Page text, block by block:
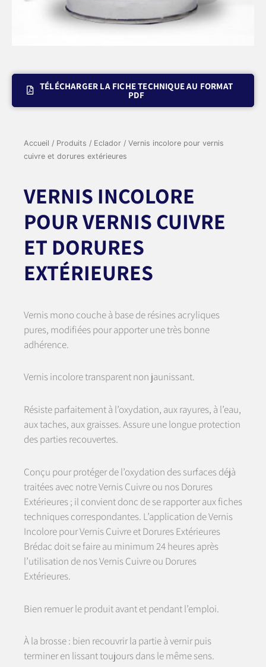
TÉLÉCHARGER LA FICHE TECHNIQUE AU FORMAT
PDF
Accueil / Produits / Eclador / Vernis incolore pour vernis
cuivre et dorures extérieures
VERNIS INCOLORE
POUR VERNIS CUIVRE
ET DORURES
EXTÉRIEURES
Vernis mono couche à base de résines acryliques
pures, modifiées pour apporter une très bonne
adhérence.
Vernis incolore transparent non jaunissant.
Résiste parfaitement à l’oxydation, aux rayures, à l’eau,
aux taches, aux graisses. Assure une longue protection
des parties recouvertes.
Conçu pour protéger de l’oxydation des surfaces déjà
traitées avec notre Vernis Cuivre ou nos Dorures
Extérieures ; il convient donc de se rapporter aux fiches
techniques correspondantes. L’application de Vernis
Incolore pour Vernis Cuivre et Dorures Extérieures
Brédac doit se faire au minimum 24 heures après
l’utilisation de nos Vernis Cuivre ou Dorures
Extérieures.
Bien remuer le produit avant et pendant l’emploi.
À la brosse : bien recouvrir la partie à vernir puis
terminer en lissant toujours dans le même sens.